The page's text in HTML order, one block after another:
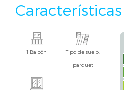
Características
1 Balcón Tipo de suelo:
parquet